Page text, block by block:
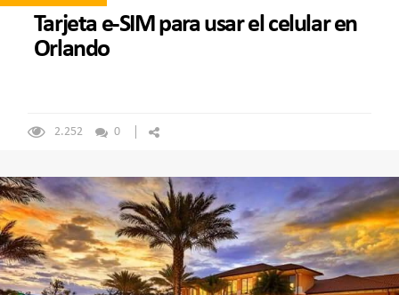
Tarjeta e-SIM para usar el celular en
Orlando
2.252 0